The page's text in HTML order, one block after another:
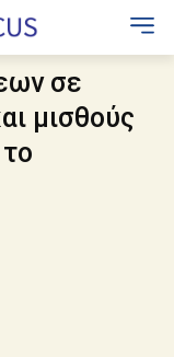
σε
μισθούς